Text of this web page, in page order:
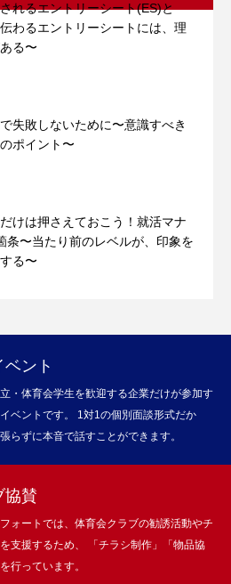
れるエントリーシート(ES)と
わるエントリーシートには、理
る〜
失敗しないために〜意識すべき
ポイント〜
けは押さえておこう！就活マナ
条〜当たり前のレベルが、印象を
る〜
ベント
・体育会学生を歓迎する企業だけが参加す
ベントです。 1対1の個別面談形式だか
らずに本音で話すことができます。
協賛
ォートでは、体育会クラブの勧誘活動やチ
支援するため、 「チラシ制作」「物品協
行っています。